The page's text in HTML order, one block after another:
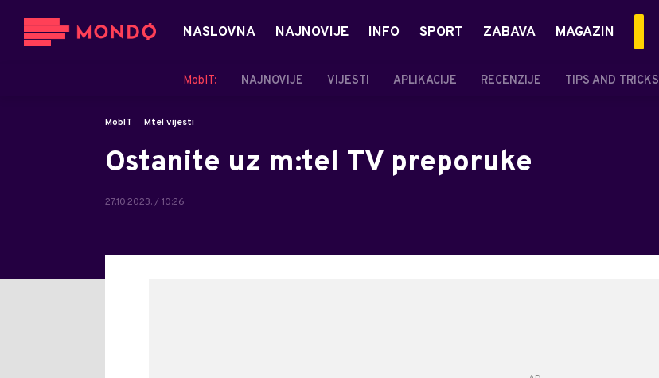
NASLOVNA NAJNOVIJE INFO SPORT ZABAVA MAGAZIN
MobIT: NAJNOVIJE VIJESTI APLIKACIJE RECENZIJE TIPS AND TRICKS
MobIT Mtel vijesti
Ostanite uz m:tel TV preporuke
27.10.2023. / 10:26